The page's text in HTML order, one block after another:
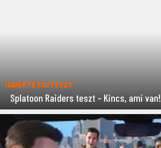
ISMERTETŐ/TESZT
Splatoon Raiders teszt – Kincs, ami van!